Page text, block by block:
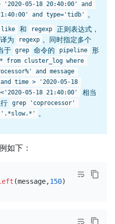
'2020-05-18 20:40:00' and
and type='tidb'
。
like 和 regexp
正则表达式，
为
regexp 。同时指定多个
于 grep 命令的 pipeline
形
from cluster_log where
and message
time > '2020-05-18
05-18 21:40:00'
相当
grep 'coprocessor'
'.*slow.*'
。
如下：
(message,150)